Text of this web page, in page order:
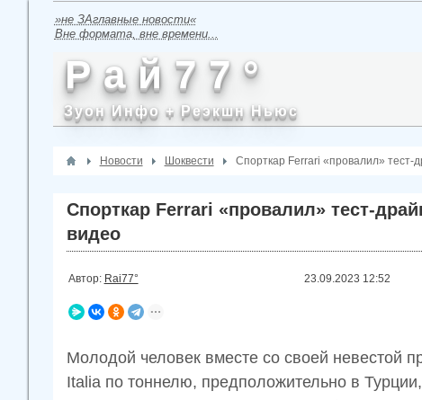
»не ЗАглавные новости«
Вне формата, вне времени...
Р а й 7 7 °
Зуон Инфо + Реэкшн Ньюс
Новости Шоквести Спорткар Ferrari «провалил» тест-
Спорткар Ferrari «провалил» тест-
видео
Автор: Rai77° 23.09.2023 12:52
Молодой человек вместе со своей невестой
Italia по тоннелю, предположительно в